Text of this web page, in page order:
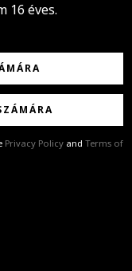
16 éves.
Privacy Policy and Terms of
legújabb kollekcióit,